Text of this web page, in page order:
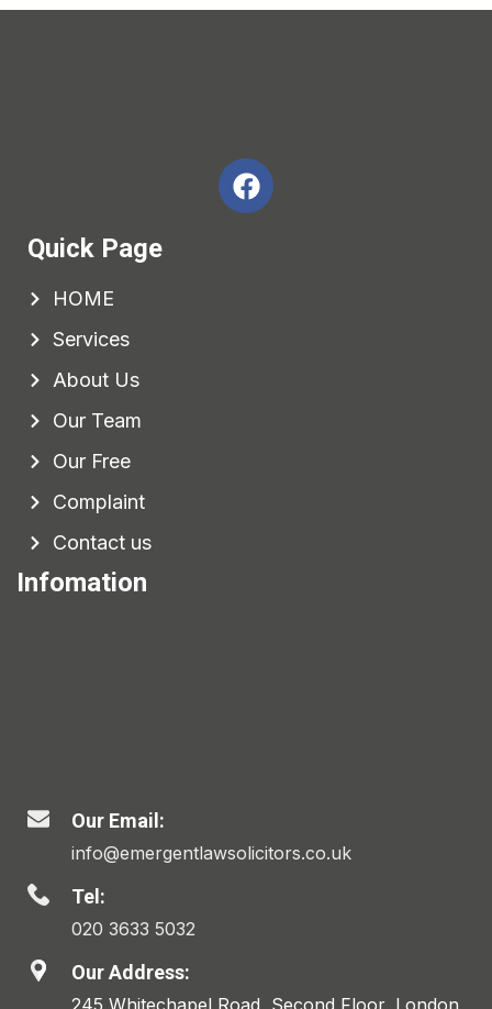
Quick Page
HOME
Services
About Us
Our Team
Our Free
Complaint
Contact us
Infomation
Our Email:
info@emergentlawsolicitors.co.uk
Tel:
020 3633 5032
Our Address:
245 Whitechapel Road, Second Floor, London